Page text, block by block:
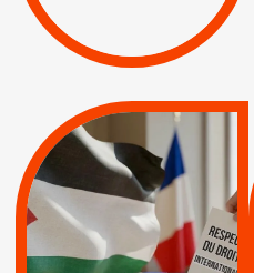
| Pétitions
MUNICIPALES 2026 :
JE VOTE POUR LE
RESPECT DU DROIT
INTERNATIONAL EN
PALESTINE